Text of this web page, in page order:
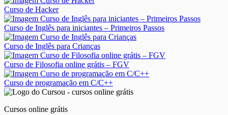
Curso de Hacker
Curso de Inglês para iniciantes – Primeiros Passos
Curso de Inglês para Crianças
Curso de Filosofia online grátis – FGV
Curso de programação em C/C++
Cursos online grátis